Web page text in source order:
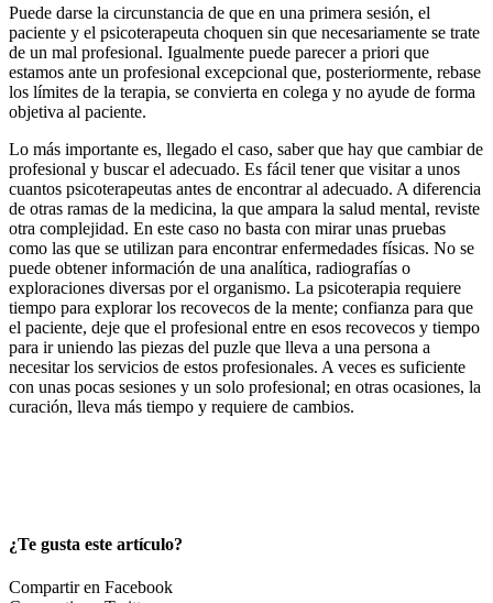
Puede darse la circunstancia de que en una primera sesión, el
paciente y el psicoterapeuta choquen sin que necesariamente se trate
de un mal profesional. Igualmente puede parecer a priori que
estamos ante un profesional excepcional que, posteriormente, rebase
los límites de la terapia, se convierta en colega y no ayude de forma
objetiva al paciente.
Lo más importante es, llegado el caso, saber que hay que cambiar de
profesional y buscar el adecuado. Es fácil tener que visitar a unos
cuantos psicoterapeutas antes de encontrar al adecuado. A diferencia
de otras ramas de la medicina, la que ampara la salud mental, reviste
otra complejidad. En este caso no basta con mirar unas pruebas
como las que se utilizan para encontrar enfermedades físicas. No se
puede obtener información de una analítica, radiografías o
exploraciones diversas por el organismo. La psicoterapia requiere
tiempo para explorar los recovecos de la mente; confianza para que
el paciente, deje que el profesional entre en esos recovecos y tiempo
para ir uniendo las piezas del puzle que lleva a una persona a
necesitar los servicios de estos profesionales. A veces es suficiente
con unas pocas sesiones y un solo profesional; en otras ocasiones, la
curación, lleva más tiempo y requiere de cambios.
¿Te gusta este artículo?
Compartir en Facebook